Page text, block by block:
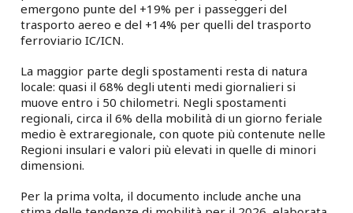
emergono punte del +19% per i passeggeri del
trasporto aereo e del +14% per quelli del trasporto
ferroviario IC/ICN.
La maggior parte degli spostamenti resta di natura
locale: quasi il 68% degli utenti medi giornalieri si
muove entro i 50 chilometri. Negli spostamenti
regionali, circa il 6% della mobilità di un giorno feriale
medio è extraregionale, con quote più contenute nelle
Regioni insulari e valori più elevati in quelle di minori
dimensioni.
Per la prima volta, il documento include anche una